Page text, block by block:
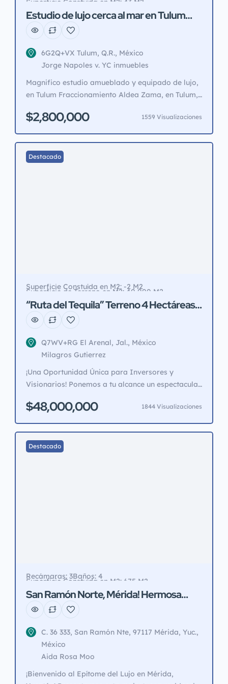
Superficie Constuída en M2: 43 M2
Estudio de lujo cerca al mar en Tulum
Aldea Zama
6G2Q+VX Tulum, Q.R., México
Jorge Napoles v. YC inmuebles
Magnifico estudio amueblado y equipado de lujo,
en Tulum Fraccionamiento Aldea Zama, en Tulum,
clima internet, alberca, snack bar, zona turistica
residencial, Aceptamos todos los creditos de
vivienta, Infonavit, SHF, BIM, ISFAM, FOVISTE,
ISEMYM, ISPEA, ISPEG. ETC. Escriturado LDG,
$2,800,000 1559 Visualizaciones
Destacado
Superficie Constuída en M2: -2 M2
Superficie de Terreno en M2: 40,000 M2
“Ruta del Tequila” Terreno 4 Hectáreas
sobre carretera a Amatitlán, Jalisco
Q7WV+RG El Arenal, Jal., México
Milagros Gutierrez
¡Una Oportunidad Única para Inversores y
Visionarios! Ponemos a tu alcance un espectacular
ubicado sobre la carretera a Amatitlán, en el
prestigioso Municipio de Amatitlán, famoso por
ser parte de la icónica Ruta del Tequila. Esta joya
de terreno se encuentra a tan solo 200 metros de
$48,000,000 1844 Visualizaciones
Destacado
Recámaras: 3Baños: 4
Superficie Constuída en M2: 675 M2
San Ramón Norte, Mérida! Hermosa
Residencia con Terrazas, Jardines y
C. 36 333, San Ramón Nte, 97117 Mérida, Yuc.,
México
Aida Rosa Moo
¡Bienvenido al Epítome del Lujo en Mérida,